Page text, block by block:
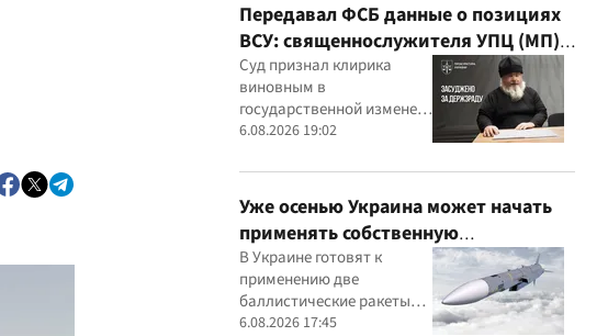
Передавал ФСБ данные о позициях
ВСУ: священнослужителя УПЦ (МП)
приговорили к 15 годам
Суд признал клирика
виновным в
государственной измене и
постановил конфисковать
6.08.2026 19:02
Уже осенью Украина может начать
применять собственную
баллистическую ракету FP-7 по
вражеским целям
В Украине готовят к
применению две
баллистические ракеты
собственного
6.08.2026 17:45